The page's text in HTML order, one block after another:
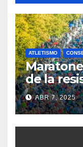
ATLETISMO
de la
ABR 7, 2025